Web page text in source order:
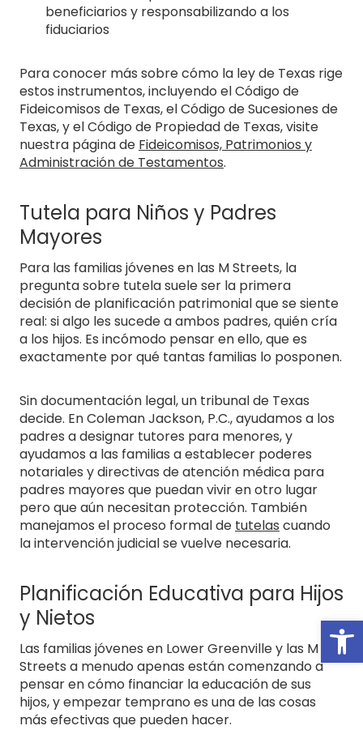
beneficiarios y responsabilizando a los
fiduciarios
Para conocer más sobre cómo la ley de Texas rige
estos instrumentos, incluyendo el Código de
Fideicomisos de Texas, el Código de Sucesiones de
Texas, y el Código de Propiedad de Texas, visite
nuestra página de Fideicomisos, Patrimonios y
Administración de Testamentos.
Tutela para Niños y Padres
Mayores
Para las familias jóvenes en las M Streets, la
pregunta sobre tutela suele ser la primera
decisión de planificación patrimonial que se siente
real: si algo les sucede a ambos padres, quién cría
a los hijos. Es incómodo pensar en ello, que es
exactamente por qué tantas familias lo posponen.
Sin documentación legal, un tribunal de Texas
decide. En Coleman Jackson, P.C., ayudamos a los
padres a designar tutores para menores, y
ayudamos a las familias a establecer poderes
notariales y directivas de atención médica para
padres mayores que puedan vivir en otro lugar
pero que aún necesitan protección. También
manejamos el proceso formal de tutelas cuando
la intervención judicial se vuelve necesaria.
Planificación Educativa para Hijos
y Nietos
Las familias jóvenes en Lower Greenville y las M
Streets a menudo apenas están comenzando a
pensar en cómo financiar la educación de sus
hijos, y empezar temprano es una de las cosas
más efectivas que pueden hacer.